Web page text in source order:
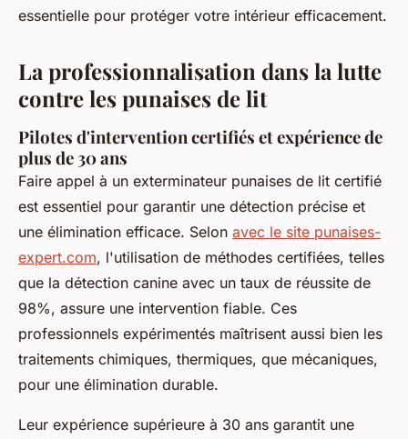
essentielle pour protéger votre intérieur efficacement.
La professionnalisation dans la lutte
contre les punaises de lit
Pilotes d'intervention certifiés et expérience de
plus de 30 ans
Faire appel à un exterminateur punaises de lit certifié
est essentiel pour garantir une détection précise et
une élimination efficace. Selon avec le site punaises-
expert.com, l'utilisation de méthodes certifiées, telles
que la détection canine avec un taux de réussite de
98%, assure une intervention fiable. Ces
professionnels expérimentés maîtrisent aussi bien les
traitements chimiques, thermiques, que mécaniques,
pour une élimination durable.
Leur expérience supérieure à 30 ans garantit une